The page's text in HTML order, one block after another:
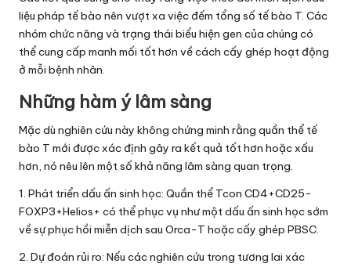
liệu pháp tế bào nên vượt xa việc đếm tổng số tế bào T. Các
nhóm chức năng và trạng thái biểu hiện gen của chúng có
thể cung cấp manh mối tốt hơn về cách cấy ghép hoạt động
ở mỗi bệnh nhân.
Những hàm ý lâm sàng
Mặc dù nghiên cứu này không chứng minh rằng quần thể tế
bào T mới được xác định gây ra kết quả tốt hơn hoặc xấu
hơn, nó nêu lên một số khả năng lâm sàng quan trọng.
1. Phát triển dấu ấn sinh học: Quần thể Tcon CD4+CD25-
FOXP3+Helios+ có thể phục vụ như một dấu ấn sinh học sớm
về sự phục hồi miễn dịch sau Orca-T hoặc cấy ghép PBSC.
2. Dự đoán rủi ro: Nếu các nghiên cứu trong tương lai xác